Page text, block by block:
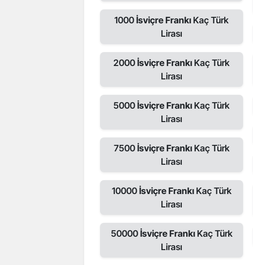
1000İsviçre Frankı Kaç Türk
Lirası
2000İsviçre Frankı Kaç Türk
Lirası
5000İsviçre Frankı Kaç Türk
Lirası
7500İsviçre FrankıKaç Türk
Lirası
10000İsviçre FrankıKaç Türk
Lirası
50000İsviçre FrankıKaç Türk
Lirası